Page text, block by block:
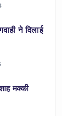
ने दिलाई
मक्की